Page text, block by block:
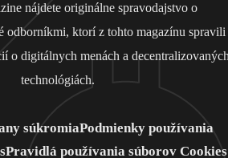
nájdete originálne spravodajstvo o
odborníkmi, ktorí z tohto magazínu spravili
o digitálnych menách a
technológiách.
súkromiaPodmienky používania
Pravidlá používania súborov Cookies